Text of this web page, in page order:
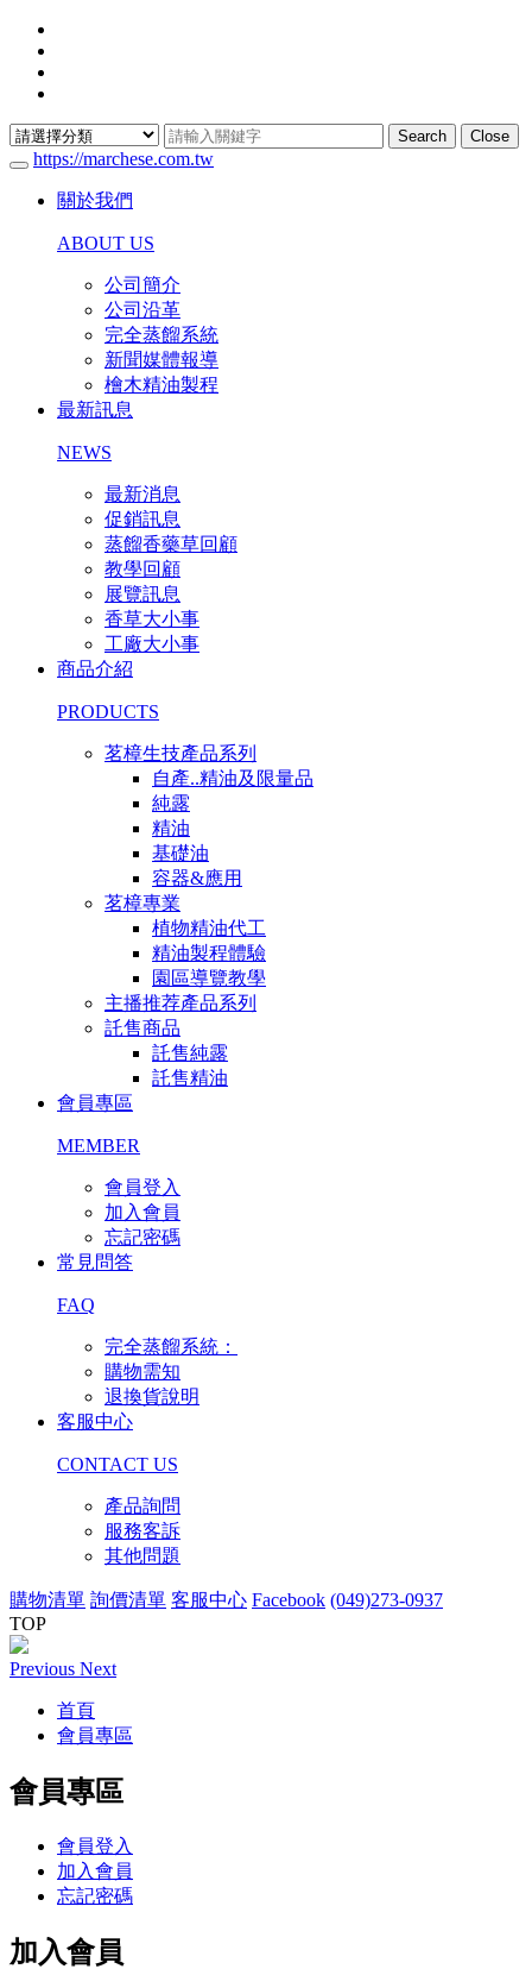
Search Close
https://marchese.com.tw
關於我們
ABOUT US
公司簡介
公司沿革
完全蒸餾系統
新聞媒體報導
檜木精油製程
最新訊息
NEWS
最新消息
促銷訊息
蒸餾香藥草回顧
教學回顧
展覽訊息
香草大小事
工廠大小事
商品介紹
PRODUCTS
茗樟生技產品系列
自產..精油及限量品
純露
精油
基礎油
容器&應用
茗樟專業
植物精油代工
精油製程體驗
園區導覽教學
主播推荐產品系列
託售商品
託售純露
託售精油
會員專區
MEMBER
會員登入
加入會員
忘記密碼
常見問答
FAQ
完全蒸餾系統：
購物需知
退換貨說明
客服中心
CONTACT US
產品詢問
服務客訴
其他問題
購物清單 詢價清單 客服中心 Facebook (049)273-0937
TOP
Previous Next
首頁
會員專區
會員專區
會員登入
加入會員
忘記密碼
加入會員